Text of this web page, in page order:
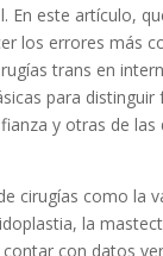
En este artículo,
los errores más
trans en
para distinguir
y otras de las
cirugías como la
la
con datos